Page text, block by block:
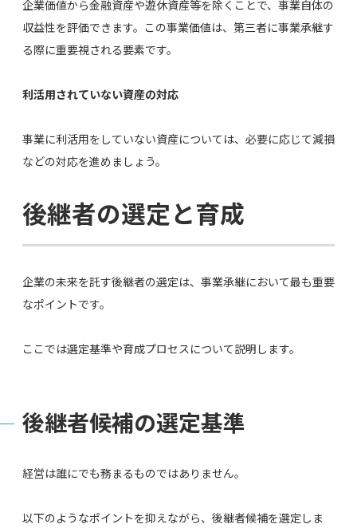
企業価値から金融資産や遊休資産等を除くことで、事業自体の
収益性を評価できます。この事業価値は、第三者に事業承継す
る際に重要視される要素です。
利活用されていない資産の対応
事業に利活用をしていない資産については、必要に応じて減損
などの対応を進めましょう。
後継者の選定と育成
企業の未来を託す後継者の選定は、事業承継において最も重要
なポイントです。
ここでは選定基準や育成プロセスについて説明します。
後継者候補の選定基準
経営は誰にでも務まるものではありません。
以下のようなポイントを抑えながら、後継者候補を選定しま